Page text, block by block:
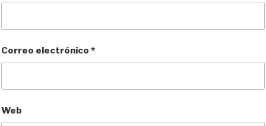
Correo electrónico *
Web